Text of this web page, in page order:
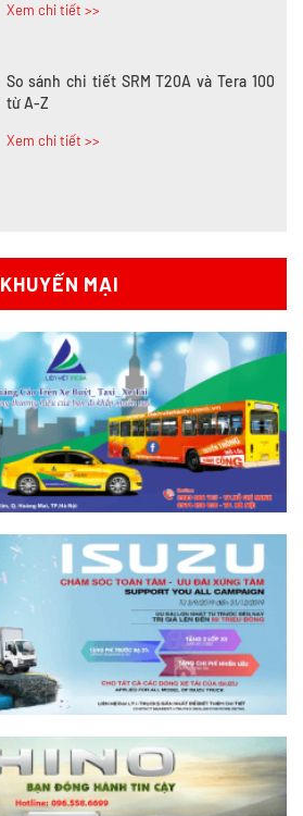
Xem chi tiết >>
So sánh chi tiết SRM T20A và Tera 100
từ A-Z
Xem chi tiết >>
Xem chi tiết >>
So sánh xe tải SRM T35 và SRM T50: Nên
nâng tải hay tiết kiệm?
Xem chi tiết >>
So sánh xe tải SRM T35 và SRM K990:
Khác biệt gì và chọn sao cho đúng?
Xem chi tiết >>
So sánh xe tải SRM T35 và Tera 100s:
Nên chọn dòng nào?
Xem chi tiết >>
Nên mua xe tải SRM T30 vs Suzuki Carry
Pro? So sánh chi tiết
Xem chi tiết >>
KHUYẾN MẠI